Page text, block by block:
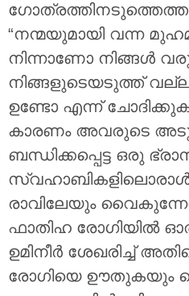
“നന്മയുമായി വന്ന
നിന്നാണോ നിങ്ങൾ
നിങ്ങളുടെയടുത്ത് വല്ല
ഉണ്ടോ എന്ന്
കാരണം അവരുടെ
ബന്ധിക്കപ്പെട്ട ഒരു
രാവിലേയും
ഫാതിഹ രോഗിയിൽ
ഉമിനീർ ശേഖരിച്ച്
രോഗിയെ ഊതുകയും